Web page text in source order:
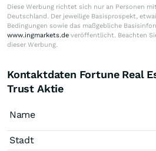
Diese Werbung richtet sich nur an Personen
Deutschland. Der jeweilige Basisprospekt,
Bedingungen sowie das maßgebliche
www.ingmarkets.de veröffentlicht. Beachten
dieser Werbung.
Kontaktdaten Fortune Real
Trust Aktie
Name
Stadt